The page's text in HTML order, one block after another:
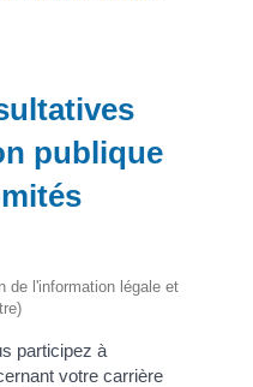
publique
de l'information légale et
participez à
votre carrière